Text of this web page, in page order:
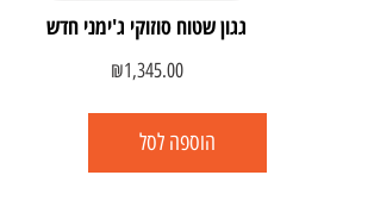
גגון שטוח סוזוקי ג'ימני חדש
₪1,345.00
הוספה לסל